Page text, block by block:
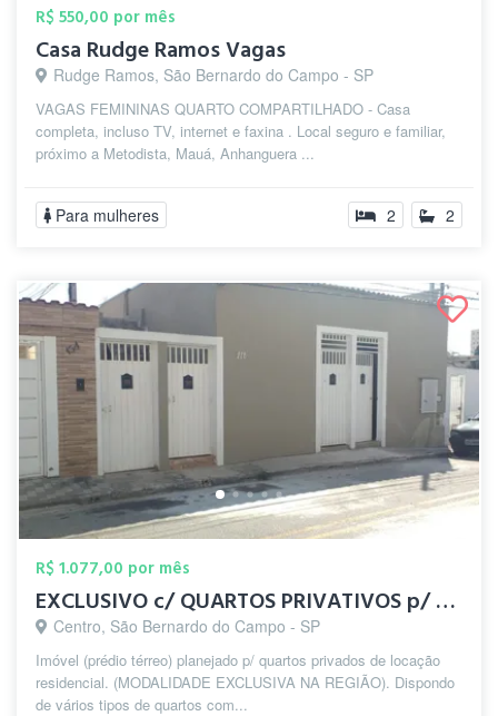
R$ 550,00 por mês
Casa Rudge Ramos Vagas
Rudge Ramos, São Bernardo do Campo - SP
VAGAS FEMININAS QUARTO COMPARTILHADO - Casa
completa, incluso TV, internet e faxina . Local seguro e familiar,
próximo a Metodista, Mauá, Anhanguera ...
Para mulheres 2 2
R$ 1.077,00 por mês
EXCLUSIVO c/ QUARTOS PRIVATIVOS p/ HOMEN...
Centro, São Bernardo do Campo - SP
Imóvel (prédio térreo) planejado p/ quartos privados de locação
residencial. (MODALIDADE EXCLUSIVA NA REGIÃO). Dispondo
de vários tipos de quartos com...